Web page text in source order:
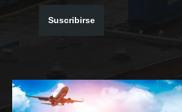
Suscribirse